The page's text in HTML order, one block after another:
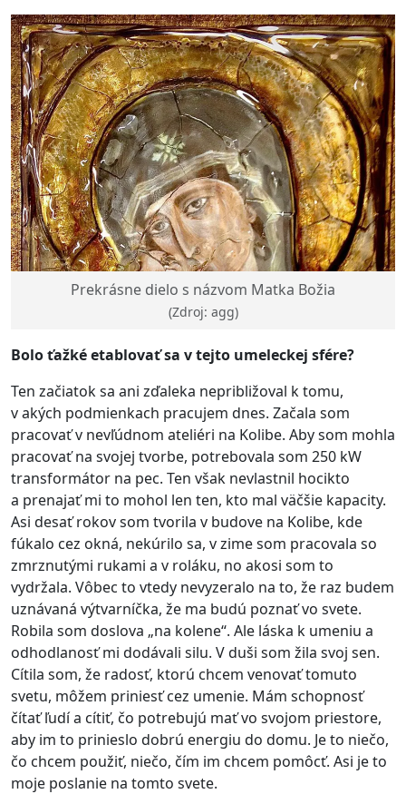
Prekrásne dielo s názvom Matka Božia
(Zdroj: agg)
Bolo ťažké etablovať sa v tejto umeleckej sfére?
Ten začiatok sa ani zďaleka nepribližoval k tomu,
v akých podmienkach pracujem dnes. Začala som
pracovať v nevľúdnom ateliéri na Kolibe. Aby som mohla
pracovať na svojej tvorbe, potrebovala som 250 kW
transformátor na pec. Ten však nevlastnil hocikto
a prenajať mi to mohol len ten, kto mal väčšie kapacity.
Asi desať rokov som tvorila v budove na Kolibe, kde
fúkalo cez okná, nekúrilo sa, v zime som pracovala so
zmrznutými rukami a v roláku, no akosi som to
vydržala. Vôbec to vtedy nevyzeralo na to, že raz budem
uznávaná výtvarníčka, že ma budú poznať vo svete.
Robila som doslova „na kolene“. Ale láska k umeniu a
odhodlanosť mi dodávali silu. V duši som žila svoj sen.
Cítila som, že radosť, ktorú chcem venovať tomuto
svetu, môžem priniesť cez umenie. Mám schopnosť
čítať ľudí a cítiť, čo potrebujú mať vo svojom priestore,
aby im to prinieslo dobrú energiu do domu. Je to niečo,
čo chcem použiť, niečo, čím im chcem pomôcť. Asi je to
moje poslanie na tomto svete.